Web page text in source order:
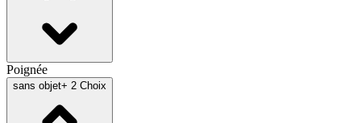
Poignée
sans objet+ 2 Choix